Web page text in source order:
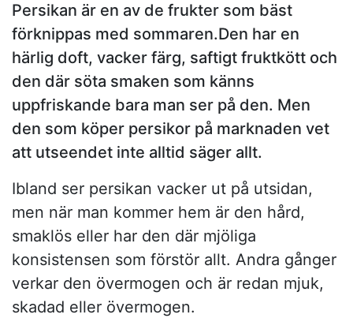
Persikan är en av de frukter som bäst
förknippas med sommaren.Den har en
härlig doft, vacker färg, saftigt fruktkött och
den där söta smaken som känns
uppfriskande bara man ser på den. Men
den som köper persikor på marknaden vet
att utseendet inte alltid säger allt.
Ibland ser persikan vacker ut på utsidan,
men när man kommer hem är den hård,
smaklös eller har den där mjöliga
konsistensen som förstör allt. Andra gånger
verkar den övermogen och är redan mjuk,
skadad eller övermogen.